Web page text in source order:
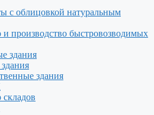
с облицовкой натуральным
и производство быстровозводимых
здания
здания
складов